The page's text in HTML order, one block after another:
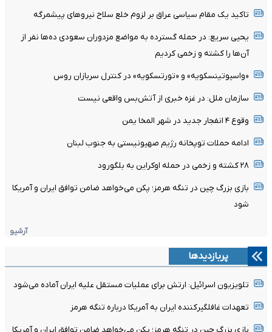
تاکید یک مقام سیاسی عراق بر لزوم خلع سلاح نیروهای پیشمرگه
یحیی سریع: در حمله گسترده به مواضع مزدوران سعودی ده‌ها نفر از
آن‌ها را کشته و زخمی کردیم
«واسیوتینسکویه» و «تورتسکویه» در کنترل سربازان روس
سازمان ملل: در غزه خبری از آتش‌بس واقعی نیست
وقوع ۴ انفجار جدید در شهر المخا یمن
ادامه حملات توپخانه رژیم صهیونیستی به جنوب لبنان
۲۸ کشته و زخمی در حمله اوکراین به بلگورود
بازی بزرگ چین در تنگه هرمز؛ پکن می‌خواهد ضامن توافق ایران و آمریکا
شود
آرشیو
پربازدیدها
تلویزیون اسرائیل: ارتش برای عملیات مستقل علیه ایران آماده می‌شود
تعهدات غافلگیرکننده ایران به آمریکا درباره تنگه هرمز
بازی بزرگ چین در تنگه هرمز؛ پکن می‌خواهد ضامن توافق ایران و آمریکا